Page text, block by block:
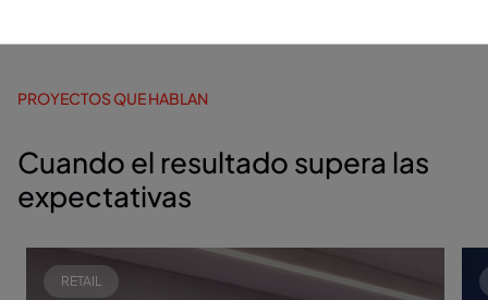
PROYECTOS QUE HABLAN
Cuando el resultado supera las
expectativas
RETAIL